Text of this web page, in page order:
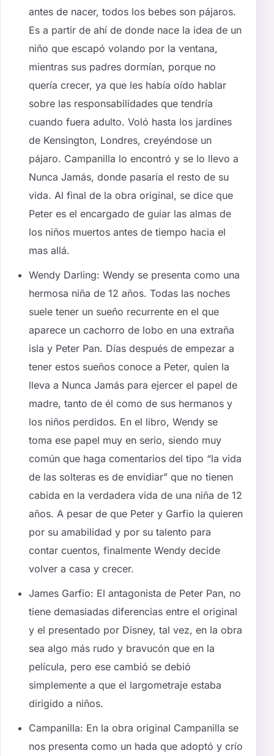
antes de nacer, todos los bebes son pájaros.
Es a partir de ahí de donde nace la idea de un
niño que escapó volando por la ventana,
mientras sus padres dormían, porque no
quería crecer, ya que les había oído hablar
sobre las responsabilidades que tendría
cuando fuera adulto. Voló hasta los jardines
de Kensington, Londres, creyéndose un
pájaro. Campanilla lo encontró y se lo llevo a
Nunca Jamás, donde pasaría el resto de su
vida. Al final de la obra original, se dice que
Peter es el encargado de guiar las almas de
los niños muertos antes de tiempo hacia el
mas allá.
Wendy Darling: Wendy se presenta como una
hermosa niña de 12 años. Todas las noches
suele tener un sueño recurrente en el que
aparece un cachorro de lobo en una extraña
isla y Peter Pan. Días después de empezar a
tener estos sueños conoce a Peter, quien la
lleva a Nunca Jamás para ejercer el papel de
madre, tanto de él como de sus hermanos y
los niños perdidos. En el libro, Wendy se
toma ese papel muy en serio, siendo muy
común que haga comentarios del tipo “la vida
de las solteras es de envidiar” que no tienen
cabida en la verdadera vida de una niña de 12
años. A pesar de que Peter y Garfio la quieren
por su amabilidad y por su talento para
contar cuentos, finalmente Wendy decide
volver a casa y crecer.
James Garfio: El antagonista de Peter Pan, no
tiene demasiadas diferencias entre el original
y el presentado por Disney, tal vez, en la obra
sea algo más rudo y bravucón que en la
película, pero ese cambió se debió
simplemente a que el largometraje estaba
dirigido a niños.
Campanilla: En la obra original Campanilla se
nos presenta como un hada que adoptó y crío